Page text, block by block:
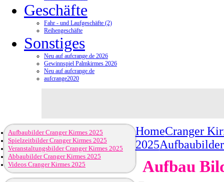
Geschäfte
Fahr - und Laufgeschäfte (2)
Reihengeschäfte
Sonstiges
Neu auf aufcrange.de 2026
Gewinnspiel Palmkirmes 2026
Neu auf aufcrange.de
aufcrange2020
HomeCranger
2025
Aufbau
Aufbaubilder Cranger Kirmes 2025
Spielzeitbilder Cranger Kirmes 2025
Veranstaltungsbilder Cranger Kirmes 2025
Abbaubilder Cranger Kirmes 2025
Videos Cranger Kirmes 2025